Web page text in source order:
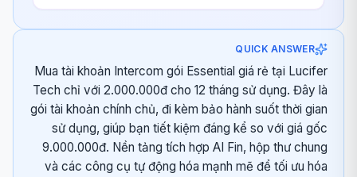
QUICK ANSWER
Mua tài khoản Intercom gói Essential giá rẻ tại Lucifer
Tech chỉ với 2.000.000đ cho 12 tháng sử dụng. Đây là
gói tài khoản chính chủ, đi kèm bảo hành suốt thời gian
sử dụng, giúp bạn tiết kiệm đáng kể so với giá gốc
9.000.000đ. Nền tảng tích hợp AI Fin, hộp thư chung
và các công cụ tự động hóa mạnh mẽ để tối ưu hóa